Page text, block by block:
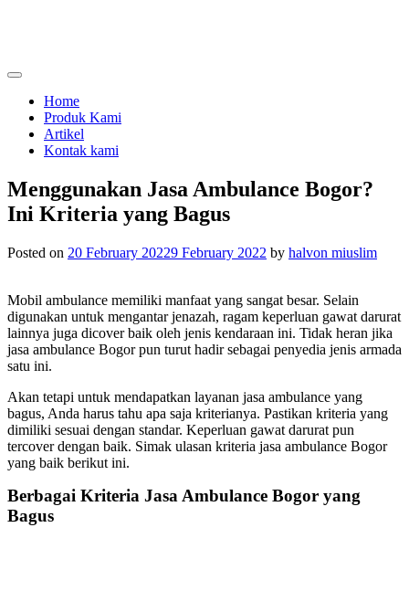
Home
Produk Kami
Artikel
Kontak kami
Menggunakan Jasa Ambulance Bogor?
Ini Kriteria yang Bagus
Posted on 20 February 20229 February 2022 by halvon miuslim
Mobil ambulance memiliki manfaat yang sangat besar. Selain
digunakan untuk mengantar jenazah, ragam keperluan gawat darurat
lainnya juga dicover baik oleh jenis kendaraan ini. Tidak heran jika
jasa ambulance Bogorpun turut hadir sebagai penyedia jenis armada
satu ini.
Akan tetapi untuk mendapatkan layanan jasa ambulance yang
bagus, Anda harus tahu apa saja kriterianya. Pastikan kriteria yang
dimiliki sesuai dengan standar. Keperluan gawat darurat pun
tercover dengan baik. Simak ulasan kriteria jasa ambulance Bogor
yang baik berikut ini.
Berbagai Kriteria Jasa Ambulance Bogor yang
Bagus